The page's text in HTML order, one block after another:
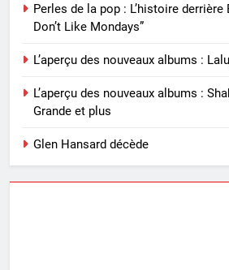
Perles de la pop : L’histoire
Don’t Like Mondays”
L’aperçu des nouveaux albums :
L’aperçu des nouveaux albums :
Grande et plus
Glen Hansard décède